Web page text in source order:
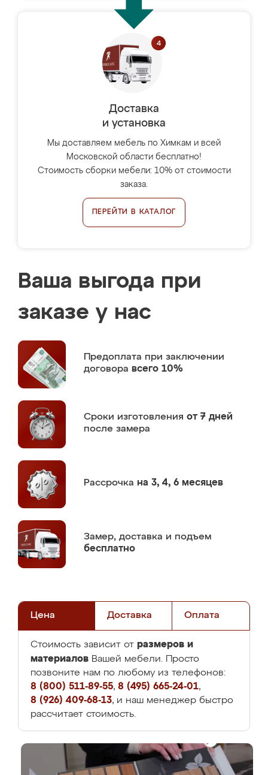
Доставка
и установка
Мы доставляем мебель по Химкам и всей
Московской области бесплатно!
Стоимость сборки мебели: 10% от стоимости
заказа.
ПЕРЕЙТИ В КАТАЛОГ
Ваша выгода при
заказе у нас
Предоплата при заключении
договора всего 10%
Сроки изготовления от 7 дней
после замера
Рассрочка на 3, 4, 6 месяцев
Замер, доставка и подъем
бесплатно
Цена Доставка Оплата
Стоимость зависит от размеров и
материалов Вашей мебели. Просто
позвоните нам по любому из телефонов:
8 (800) 511-89-55, 8 (495) 665-24-01,
8 (926) 409-68-13, и наш менеджер быстро
рассчитает стоимость.